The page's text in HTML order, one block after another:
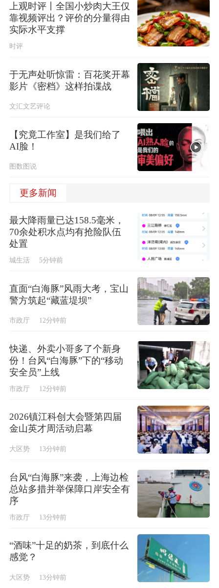
上观时评丨全国小炒肉大王仅
靠视频评出？评价的分量得由
实际水平支撑
时评
于无声处听惊雷：百花奖开幕
影片《密档》这样拍谍战
文汇文艺评论
【究竟工作室】是我们给了
AI脸！
图数图说
更多新闻
最大降雨量已达158.5毫米，
70余处积水点均有抢险队伍
处置
城生活 5分钟前
直面“白海豚”风雨大考，宝山
警方筑起“藏蓝堤坝”
市政厅 12分钟前
快递、外卖小哥多了个新身
份！台风“白海豚”下的“移动
安全员”上线
市政厅 12分钟前
2026镇江科创大会暨第四届
金山英才周活动启幕
大区势 13分钟前
台风“白海豚”来袭，上海边检
总站多措并举保障口岸安全有
序
市政厅 13分钟前
“酒味”十足的奶茶，到底什么
感觉？
大区势 13分钟前